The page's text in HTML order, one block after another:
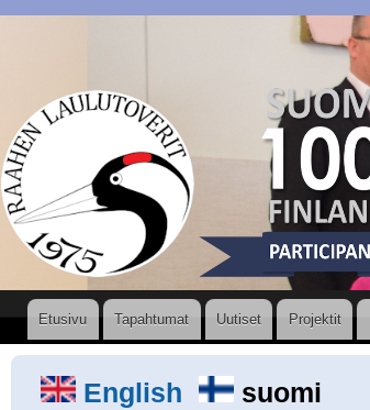
Valikko
Etusivu Tapahtumat Uutiset Projektit
English suomi